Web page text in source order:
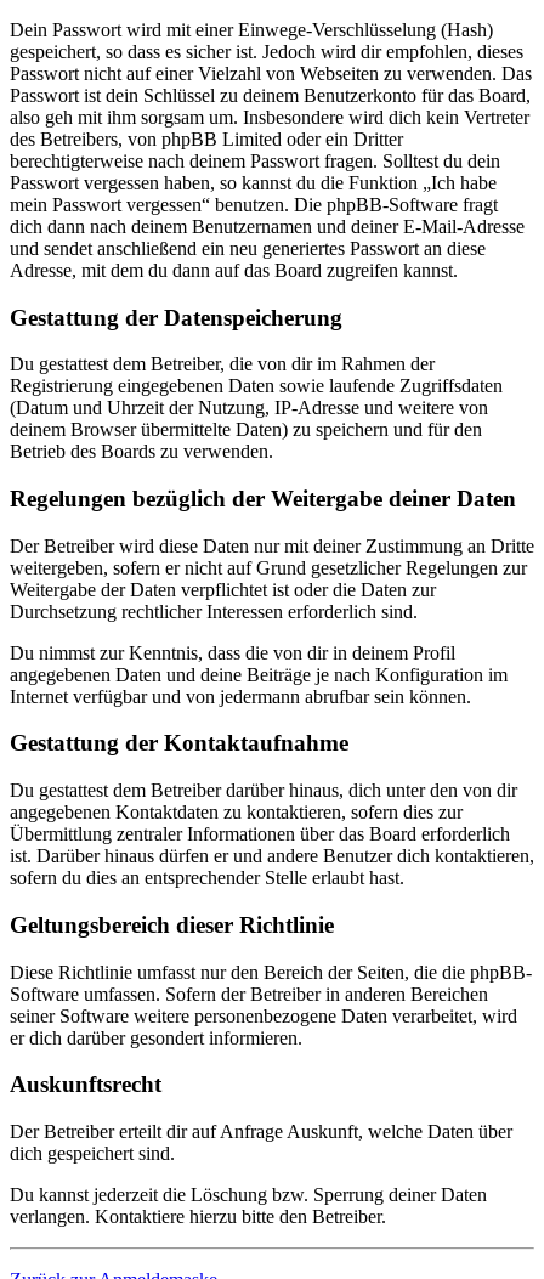
Dein Passwort wird mit einer Einwege-Verschlüsselung (Hash)
gespeichert, so dass es sicher ist. Jedoch wird dir empfohlen, dieses
Passwort nicht auf einer Vielzahl von Webseiten zu verwenden. Das
Passwort ist dein Schlüssel zu deinem Benutzerkonto für das Board,
also geh mit ihm sorgsam um. Insbesondere wird dich kein Vertreter
des Betreibers, von phpBB Limited oder ein Dritter
berechtigterweise nach deinem Passwort fragen. Solltest du dein
Passwort vergessen haben, so kannst du die Funktion „Ich habe
mein Passwort vergessen“ benutzen. Die phpBB-Software fragt
dich dann nach deinem Benutzernamen und deiner E-Mail-Adresse
und sendet anschließend ein neu generiertes Passwort an diese
Adresse, mit dem du dann auf das Board zugreifen kannst.
Gestattung der Datenspeicherung
Du gestattest dem Betreiber, die von dir im Rahmen der
Registrierung eingegebenen Daten sowie laufende Zugriffsdaten
(Datum und Uhrzeit der Nutzung, IP-Adresse und weitere von
deinem Browser übermittelte Daten) zu speichern und für den
Betrieb des Boards zu verwenden.
Regelungen bezüglich der Weitergabe deiner Daten
Der Betreiber wird diese Daten nur mit deiner Zustimmung an Dritte
weitergeben, sofern er nicht auf Grund gesetzlicher Regelungen zur
Weitergabe der Daten verpflichtet ist oder die Daten zur
Durchsetzung rechtlicher Interessen erforderlich sind.
Du nimmst zur Kenntnis, dass die von dir in deinem Profil
angegebenen Daten und deine Beiträge je nach Konfiguration im
Internet verfügbar und von jedermann abrufbar sein können.
Gestattung der Kontaktaufnahme
Du gestattest dem Betreiber darüber hinaus, dich unter den von dir
angegebenen Kontaktdaten zu kontaktieren, sofern dies zur
Übermittlung zentraler Informationen über das Board erforderlich
ist. Darüber hinaus dürfen er und andere Benutzer dich kontaktieren,
sofern du dies an entsprechender Stelle erlaubt hast.
Geltungsbereich dieser Richtlinie
Diese Richtlinie umfasst nur den Bereich der Seiten, die die phpBB-
Software umfassen. Sofern der Betreiber in anderen Bereichen
seiner Software weitere personenbezogene Daten verarbeitet, wird
er dich darüber gesondert informieren.
Auskunftsrecht
Der Betreiber erteilt dir auf Anfrage Auskunft, welche Daten über
dich gespeichert sind.
Du kannst jederzeit die Löschung bzw. Sperrung deiner Daten
verlangen. Kontaktiere hierzu bitte den Betreiber.